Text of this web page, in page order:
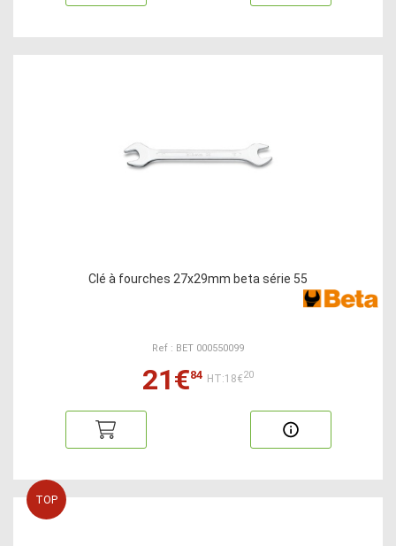
Clé à fourches 27x29mm beta série 55
Ref : BET 000550099
21€84 HT:18€20
TOP